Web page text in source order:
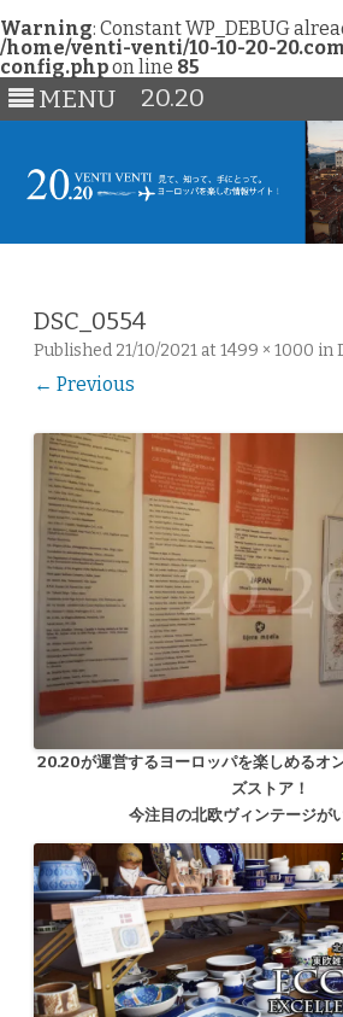
Warning: Constant WP_DEBUG
/home/venti-venti/10-10-20-
config.phpon line 85
MENU 20.20
DSC_0554
Published 21/10/2021 at 1499 × 1000 in
← Previous
20.20が運営するヨーロッパを楽しめるオ
ズストア！
今注目の北欧ヴィンテージが